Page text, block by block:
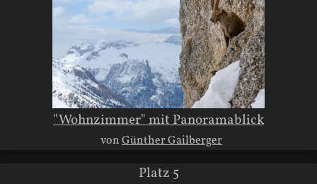
"Wohnzimmer" mit Panoramablick
vonGünther Gailberger
Platz 5